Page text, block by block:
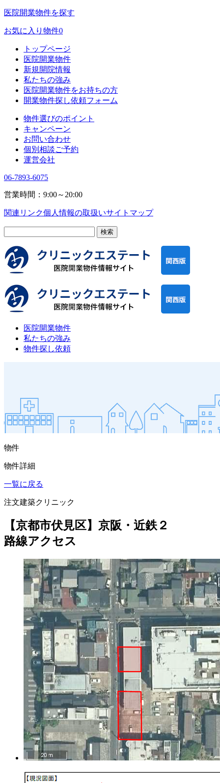
医院開業物件を探す
お気に入り物件0
トップページ
医院開業物件
新規開院情報
私たちの強み
医院開業物件をお持ちの方
開業物件探し依頼フォーム
物件選びのポイント
キャンペーン
お問い合わせ
個別相談ご予約
運営会社
06-7893-6075
営業時間：9:00～20:00
関連リンク個人情報の取扱いサイトマップ
医院開業物件
私たちの強み
物件探し依頼
物件
物件詳細
一覧に戻る
注文建築クリニック
【京都市伏見区】京阪・近鉄２
路線アクセス